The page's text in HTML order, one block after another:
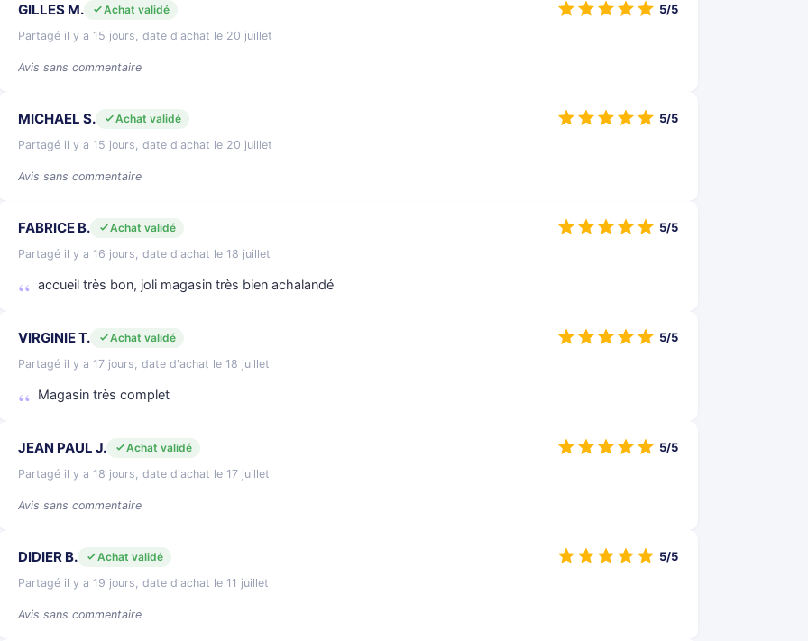
GILLES M.
Achat validé
Partagé il y a 15 jours, date d'achat le 20 juillet
Avis sans commentaire
5/5
MICHAEL S.
Achat validé
Partagé il y a 15 jours, date d'achat le 20 juillet
Avis sans commentaire
5/5
FABRICE B.
Achat validé
Partagé il y a 16 jours, date d'achat le 18 juillet
accueil très bon, joli magasin très bien achalandé
5/5
VIRGINIE T.
Achat validé
Partagé il y a 17 jours, date d'achat le 18 juillet
Magasin très complet
5/5
JEAN PAUL J.
Achat validé
Partagé il y a 18 jours, date d'achat le 17 juillet
Avis sans commentaire
5/5
DIDIER B.
Achat validé
Partagé il y a 19 jours, date d'achat le 11 juillet
Avis sans commentaire
5/5